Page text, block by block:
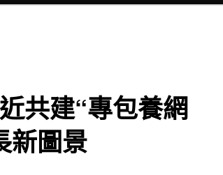
共建“專包養網
新圖景